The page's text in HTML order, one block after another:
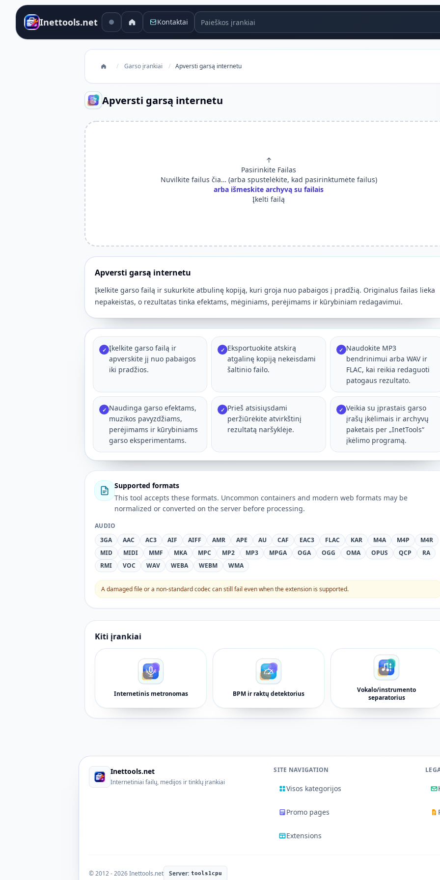
Inettools.net Kontaktai Paieškos įrankiai
/ Garso įrankiai / Apversti garsą internetu
Apversti garsą internetu
↑
Pasirinkite Failas
Nuvilkite failus čia… (arba spustelėkite, kad pasirinktumėte failus)
arba išmeskite archyvą su failais
Įkelti failą
Apversti garsą internetu
Įkelkite garso failą ir sukurkite atbulinę kopiją, kuri groja nuo pabaigos į pradžią. Originalus failas lieka
nepakeistas, o rezultatas tinka efektams, mėginiams, perėjimams ir kūrybiniam redagavimui.
✓ Įkelkite garso failą ir
apverskite jį nuo pabaigos
iki pradžios.
✓ Eksportuokite atskirą
atgalinę kopiją nekeisdami
šaltinio failo.
✓ Naudokite MP3
bendrinimui arba WAV ir
FLAC, kai reikia redaguoti
patogaus rezultato.
✓ Naudinga garso efektams,
muzikos pavyzdžiams,
perėjimams ir kūrybiniams
garso eksperimentams.
✓ Prieš atsisiųsdami
peržiūrėkite atvirkštinį
rezultatą naršyklėje.
✓ Veikia su įprastais garso
įrašų įkėlimais ir archyvų
paketais per „InetTools“
įkėlimo programą.
Supported formats
This tool accepts these formats. Uncommon containers and modern web formats may be
normalized or converted on the server before processing.
AUDIO
3GA
AAC AC3 AIF AIFF AMR APE AU CAF EAC3 FLAC KAR M4A M4P
M4R
MID
MIDI MMF MKA MPC MP2 MP3 MPGA OGA OGG OMA OPUS QCP
RA
RMI
VOC WAV WEBA WEBM WMA
A damaged file or a non-standard codec can still fail even when the extension is supported.
Kiti įrankiai
Internetinis metronomas BPM ir raktų detektorius
Vokalo/instrumento
separatorius
Inettools.net
Internetiniai failų, medijos ir tinklų įrankiai
SITE NAVIGATION
Visos kategorijos
Promo pages
Extensions
© 2012 - 2026 Inettools.net Server: tools1cpu